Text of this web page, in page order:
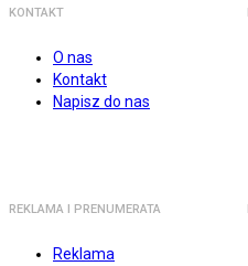
KONTAKT
O nas
Kontakt
Napisz do nas
REKLAMA I PRENUMERATA
Reklama